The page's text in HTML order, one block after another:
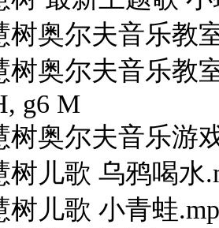
树奥尔夫音乐教
树奥尔夫音乐教
g6 M
树奥尔夫音乐游
树儿歌 乌鸦喝水
树儿歌 小青蛙